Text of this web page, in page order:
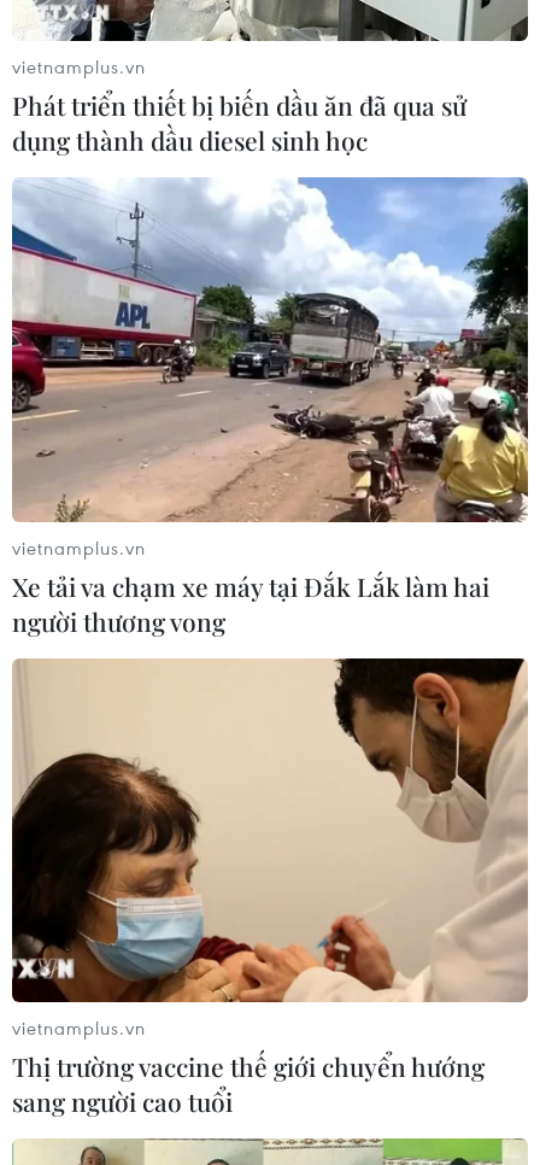
Cận cảnh robot dọn vệ sinh biết
hát rap ở Singapore
19/07/2019 04:32
Hàng trăm robot "thân thiện" với khả năng nói đa ngôn
ngữ và hát rap sẽ được triển khai trên khắp đất nước
Singapore. Chúng sẽ giúp dọn sạch các khách sạn, siêu
thị và tòa nhà chính quyền ở hòn đảo.
Robot tranh tài trong cuộc thi hoạt động
ngầm dưới mặt đất tại Mỹ
16/08/2019 09:36
Mục đích của cuộc thi là nhằm phát triển công nghệ cho
lực lượng cứu hộ đến hiện trường đầu tiên và quân đội
phác thảo bản đồ, định vị và tìm kiếm dưới mặt đất.
vietnamplus.vn
Phát triển thiết bị biến dầu ăn đã qua sử
dụng thành dầu diesel sinh học
vietnamplus.vn
Xe tải va chạm xe máy tại Đắk Lắk làm hai
người thương vong
vietnamplus.vn
Thị trường vaccine thế giới chuyển hướng
sang người cao tuổi